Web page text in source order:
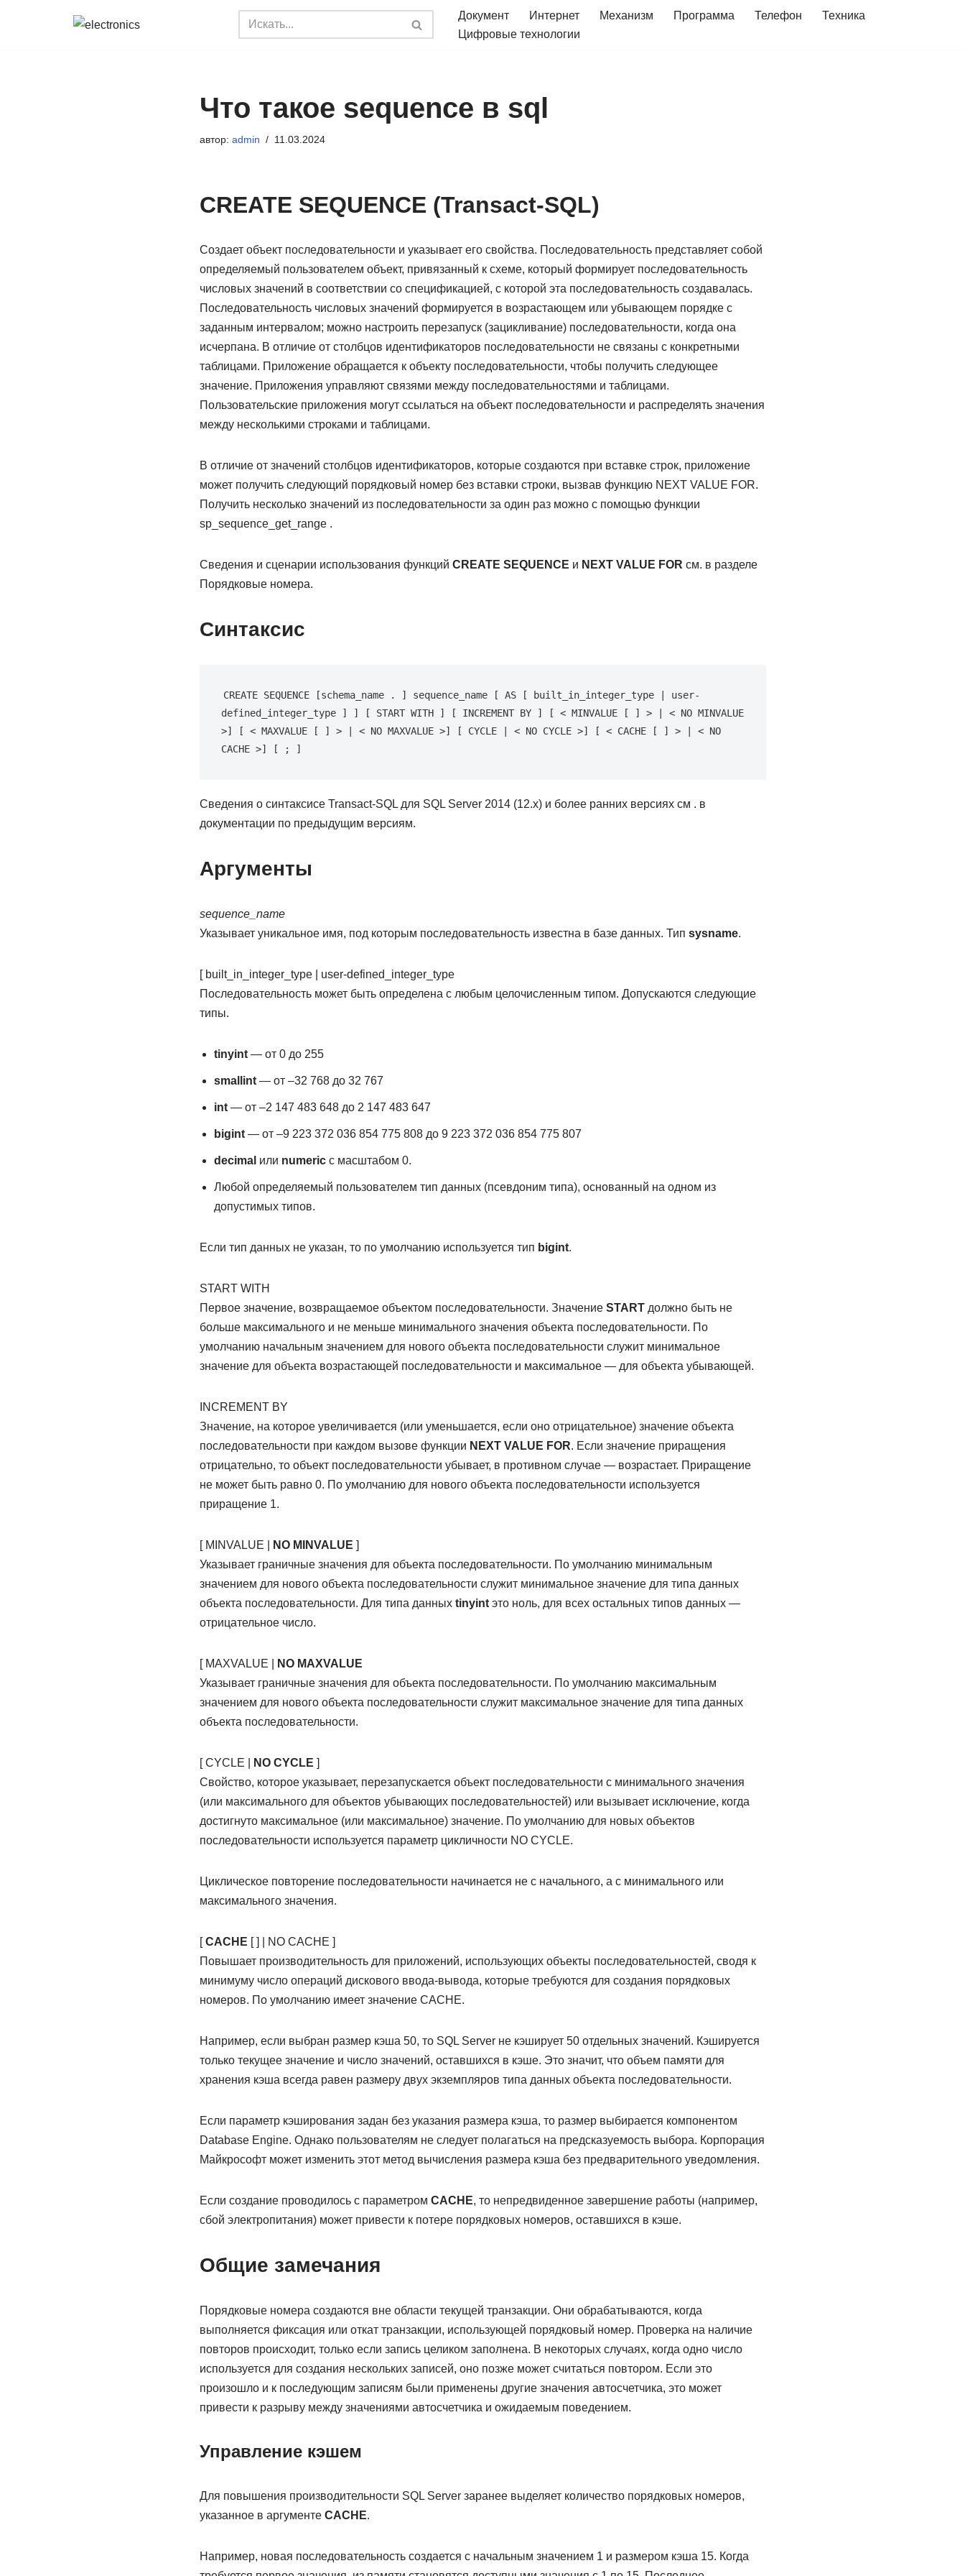
Документ Интернет Механизм Программа Телефон
Техника
Цифровые технологии
Что такое sequence в sql
автор: admin 11.03.2024
CREATE SEQUENCE (Transact-SQL)
Создает объект последовательности и указывает его свойства. Последовательность представляет собой
определяемый пользователем объект, привязанный к схеме, который формирует последовательность
числовых значений в соответствии со спецификацией, с которой эта последовательность создавалась.
Последовательность числовых значений формируется в возрастающем или убывающем порядке с
заданным интервалом; можно настроить перезапуск (зацикливание) последовательности, когда она
исчерпана. В отличие от столбцов идентификаторов последовательности не связаны с конкретными
таблицами. Приложение обращается к объекту последовательности, чтобы получить следующее
значение. Приложения управляют связями между последовательностями и таблицами.
Пользовательские приложения могут ссылаться на объект последовательности и распределять значения
между несколькими строками и таблицами.
В отличие от значений столбцов идентификаторов, которые создаются при вставке строк, приложение
может получить следующий порядковый номер без вставки строки, вызвав функцию NEXT VALUE FOR.
Получить несколько значений из последовательности за один раз можно с помощью функции
sp_sequence_get_range .
Сведения и сценарии использования функций CREATE SEQUENCE и NEXT VALUE FOR см. в разделе
Порядковые номера.
Синтаксис
CREATE SEQUENCE [schema_name . ] sequence_name [ AS [ built_in_integer_type | user-
defined_integer_type ] ] [ START WITH ] [ INCREMENT BY ] [ < MINVALUE [ ] > | < NO MINVALUE
>] [ < MAXVALUE [ ] > | < NO MAXVALUE >] [ CYCLE | < NO CYCLE >] [ < CACHE [ ] > | < NO
CACHE >] [ ; ]
Сведения о синтаксисе Transact-SQL для SQL Server 2014 (12.x) и более ранних версиях см . в
документации по предыдущим версиям.
Аргументы
sequence_name
Указывает уникальное имя, под которым последовательность известна в базе данных. Тип sysname.
[ built_in_integer_type | user-defined_integer_type
Последовательность может быть определена с любым целочисленным типом. Допускаются следующие
типы.
tinyint— от 0 до 255
smallint— от –32 768 до 32 767
int— от –2 147 483 648 до 2 147 483 647
bigint— от –9 223 372 036 854 775 808 до 9 223 372 036 854 775 807
decimal или numericс масштабом 0.
Любой определяемый пользователем тип данных (псевдоним типа), основанный на одном из
допустимых типов.
Если тип данных не указан, то по умолчанию используется тип bigint.
START WITH
Первое значение, возвращаемое объектом последовательности. Значение STARTдолжно быть не
больше максимального и не меньше минимального значения объекта последовательности. По
умолчанию начальным значением для нового объекта последовательности служит минимальное
значение для объекта возрастающей последовательности и максимальное — для объекта убывающей.
INCREMENT BY
Значение, на которое увеличивается (или уменьшается, если оно отрицательное) значение объекта
последовательности при каждом вызове функции NEXT VALUE FOR. Если значение приращения
отрицательно, то объект последовательности убывает, в противном случае — возрастает. Приращение
не может быть равно 0. По умолчанию для нового объекта последовательности используется
приращение 1.
[ MINVALUE | NO MINVALUE ]
Указывает граничные значения для объекта последовательности. По умолчанию минимальным
значением для нового объекта последовательности служит минимальное значение для типа данных
объекта последовательности. Для типа данных tinyintэто ноль, для всех остальных типов данных —
отрицательное число.
[ MAXVALUE |
NO MAXVALUE
Указывает граничные значения для объекта последовательности. По умолчанию максимальным
значением для нового объекта последовательности служит максимальное значение для типа данных
объекта последовательности.
[ CYCLE | NO CYCLE ]
Свойство, которое указывает, перезапускается объект последовательности с минимального значения
(или максимального для объектов убывающих последовательностей) или вызывает исключение, когда
достигнуто максимальное (или максимальное) значение. По умолчанию для новых объектов
последовательности используется параметр цикличности NO CYCLE.
Циклическое повторение последовательности начинается не с начального, а с минимального или
максимального значения.
[CACHE [ ] | NO CACHE ]
Повышает производительность для приложений, использующих объекты последовательностей, сводя к
минимуму число операций дискового ввода-вывода, которые требуются для создания порядковых
номеров. По умолчанию имеет значение CACHE.
Например, если выбран размер кэша 50, то SQL Server не кэширует 50 отдельных значений. Кэшируется
только текущее значение и число значений, оставшихся в кэше. Это значит, что объем памяти для
хранения кэша всегда равен размеру двух экземпляров типа данных объекта последовательности.
Если параметр кэширования задан без указания размера кэша, то размер выбирается компонентом
Database Engine. Однако пользователям не следует полагаться на предсказуемость выбора. Корпорация
Майкрософт может изменить этот метод вычисления размера кэша без предварительного уведомления.
Если создание проводилось с параметром CACHE, то непредвиденное завершение работы (например,
сбой электропитания) может привести к потере порядковых номеров, оставшихся в кэше.
Общие замечания
Порядковые номера создаются вне области текущей транзакции. Они обрабатываются, когда
выполняется фиксация или откат транзакции, использующей порядковый номер. Проверка на наличие
повторов происходит, только если запись целиком заполнена. В некоторых случаях, когда одно число
используется для создания нескольких записей, оно позже может считаться повтором. Если это
произошло и к последующим записям были применены другие значения автосчетчика, это может
привести к разрыву между значениями автосчетчика и ожидаемым поведением.
Управление кэшем
Для повышения производительности SQL Server заранее выделяет количество порядковых номеров,
указанное в аргументе CACHE.
Например, новая последовательность создается с начальным значением 1 и размером кэша 15. Когда